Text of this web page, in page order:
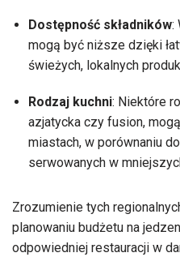
Dostępność składników:
mogą być niższe dzięki
świeżych, lokalnych
Rodzaj kuchni: Niektóre
azjatycka czy fusion,
miastach, w porównaniu
serwowanych w
Zrozumienie tych
planowaniu budżetu na
odpowiedniej restauracji w